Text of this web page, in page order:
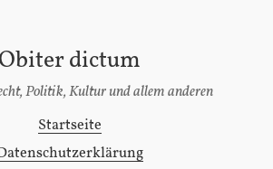
Obiter dictum
Politik, Kultur und allem anderen
Startseite